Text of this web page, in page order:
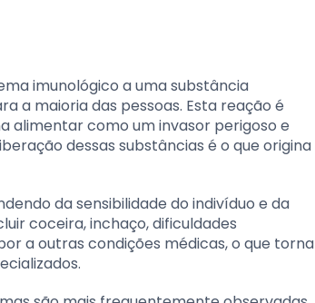
imunológico a uma substância
a maioria das pessoas. Esta reação é
alimentar como um invasor perigoso e
dessas substâncias é o que origina
da sensibilidade do indivíduo e da
coceira, inchaço, dificuldades
a outras condições médicas, o que torna